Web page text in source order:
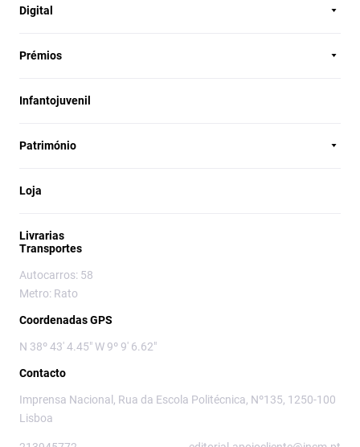
Digital
Prémios
Infantojuvenil
Património
Loja
Livrarias
Transportes
Autocarros: 58
Metro: Rato
Coordenadas GPS
N 38º 43' 4.45" W 9º 9' 6.62"
Contacto
Imprensa Nacional, Rua da Escola Politécnica, Nº135, 1250-100
Lisboa